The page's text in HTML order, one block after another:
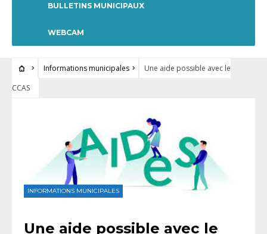
BULLETINS MUNICIPAUX
WEBCAM
Informations municipales
Une aide possible avec le
CCAS
INFORMATIONS MUNICIPALES
Une aide possible avec le